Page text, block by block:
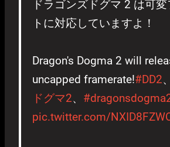
ドラゴンズドグマ 2 は可
トに対応していますよ！
Dragon's Dogma 2 will
uncapped framerate!#DD2、
ドグマ2、
pic.twitter.com/